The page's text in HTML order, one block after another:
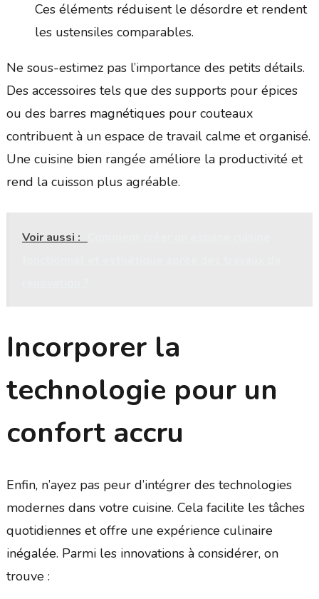
Ces éléments réduisent le désordre et rendent
les ustensiles comparables.
Ne sous-estimez pas l’importance des petits détails.
Des accessoires tels que des supports pour épices
ou des barres magnétiques pour couteaux
contribuent à un espace de travail calme et organisé.
Une cuisine bien rangée améliore la productivité et
rend la cuisson plus agréable.
Voir aussi :
Incorporer la
technologie pour un
confort accru
Enfin, n’ayez pas peur d’intégrer des technologies
modernes dans votre cuisine. Cela facilite les tâches
quotidiennes et offre une expérience culinaire
inégalée. Parmi les innovations à considérer, on
trouve :